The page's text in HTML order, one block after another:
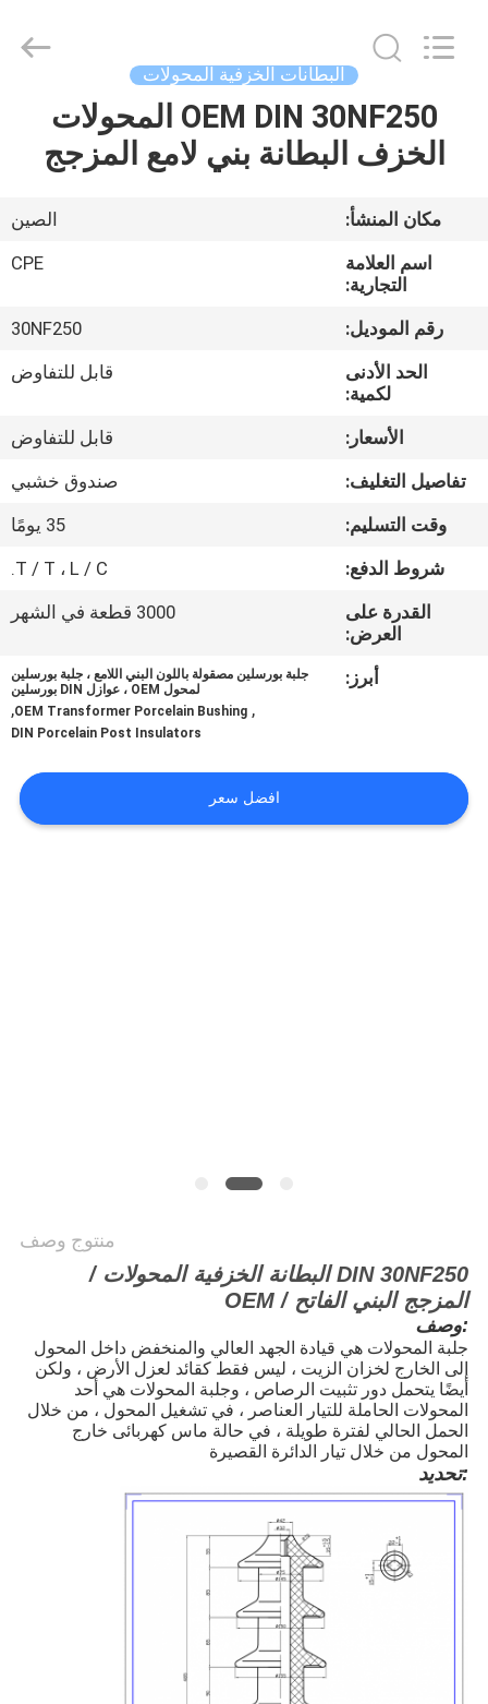
مسكن
معلومات
جولة
المعمل
مراقبة
الجودة
اتصل
خريطة
الموقع
Electric
Co.,Ltd..
البطانات الخزفية المحولات
OEM DIN 30NF250 المحولات
الخزف البطانة بني لامع المزجج
مكان المنشأ:
الصين
اسم العلامة
التجارية:
CPE
رقم الموديل:
30NF250
الحد الأدنى
لكمية:
قابل للتفاوض
الأسعار:
قابل للتفاوض
تفاصيل التغليف:
صندوق خشبي
وقت التسليم:
35 يومًا
شروط الدفع:
T / T ، L / C.
القدرة على
العرض:
3000 قطعة في الشهر
أبرز:
جلبة بورسلين مصقولة باللون البني اللامع ، جلبة بورسلين
لمحول OEM ، عوازل DIN بورسلين
,
OEM Transformer Porcelain Bushing
,
DIN Porcelain Post Insulators
افضل سعر
منتوج وصف
DIN 30NF250 البطانة الخزفية المحولات /
المزجج البني الفاتح / OEM
وصف:
جلبة المحولات هي قيادة الجهد العالي والمنخفض داخل المحول
إلى الخارج لخزان الزيت ، ليس فقط كقائد لعزل الأرض ، ولكن
أيضًا يتحمل دور تثبيت الرصاص ، وجلبة المحولات هي أحد
المحولات الحاملة للتيار العناصر ، في تشغيل المحول ، من خلال
الحمل الحالي لفترة طويلة ، في حالة ماس كهربائى خارج
المحول من خلال تيار الدائرة القصيرة
تحديد: